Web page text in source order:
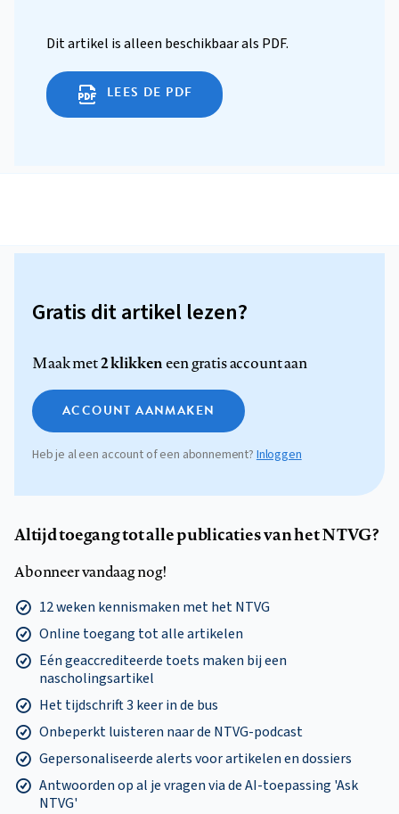
Dit artikel is alleen beschikbaar als PDF.
LEES DE PDF
Gratis dit artikel lezen?
Maak met2 klikkeneen gratis account aan
ACCOUNT AANMAKEN
Heb je al een account of een abonnement? Inloggen
Altijd toegang tot alle publicaties van het NTVG?
Abonneer vandaag nog!
12 weken kennismaken met het NTVG
Online toegang tot alle artikelen
Eén geaccrediteerde toets maken bij een
nascholingsartikel
Het tijdschrift 3 keer in de bus
Onbeperkt luisteren naar de NTVG-podcast
Gepersonaliseerde alerts voor artikelen en dossiers
Antwoorden op al je vragen via de AI-toepassing 'Ask
NTVG'